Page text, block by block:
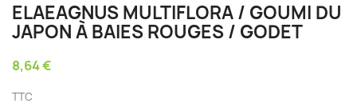
ELAEAGNUS MULTIFLORA / GOUMI DU
JAPON À BAIES ROUGES / GODET
8,64 €
TTC